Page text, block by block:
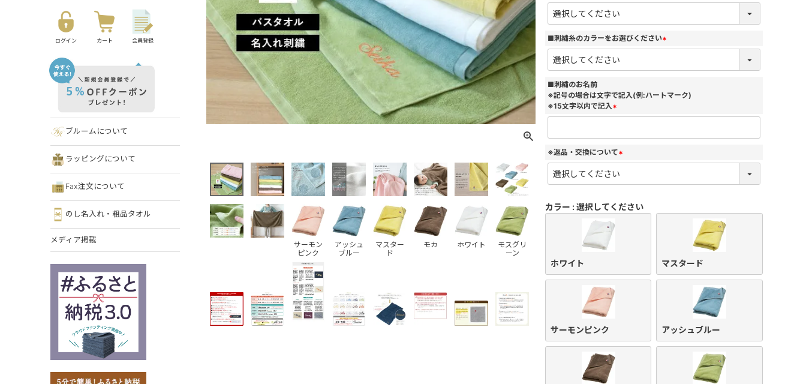
ログイン カート 会員登録
ブルームについて
ラッピングについて
Fax注文について
のし名入れ・粗品タオル
メディア掲載
サーモン
ピンク
アッシュ
ブルー
マスター
ド
モカ ホワイト
モスグリ
ーン
(
須
)
■刺繍糸のカラーをお選びください
(
須
■刺繍のお名前
※記号の場合は文字で記入(例:ハートマーク)
※15文字以内で記入
(
須
)
※返品・交換について
(
必
須
カラー 選択してください
ホワイト マスタード
サーモンピンク アッシュブルー